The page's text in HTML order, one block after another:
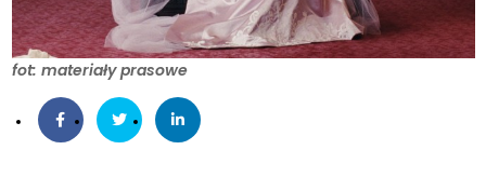
fot: materiały prasowe